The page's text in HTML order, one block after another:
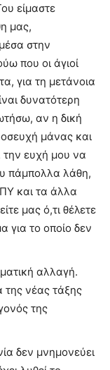
είμαστε
μας,
στην
που οι άγιοί
για τη μετάνοια
δυνατότερη
αν η δική
μάνας και
ευχή μου να
πάμπολλα λάθη,
και τα άλλα
μας ό,τι θέλετε
για το οποίο δεν
αλλαγή.
της νέας τάξης
της
δεν μνημονεύει